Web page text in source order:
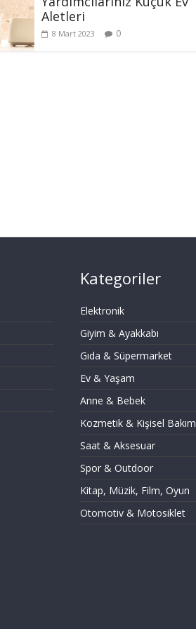
Aletleri
8 Mart 2023 0
Kategoriler
Elektronik
Giyim & Ayakkabı
Gıda & Süpermarket
Ev & Yaşam
Anne & Bebek
Kozmetik & Kişisel Bakım
Saat & Aksesuar
Spor & Outdoor
Kitap, Müzik, Film, Oyun
Otomotiv & Motosiklet